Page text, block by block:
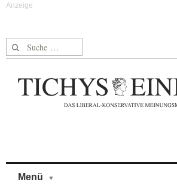
Suche nach:
Menü